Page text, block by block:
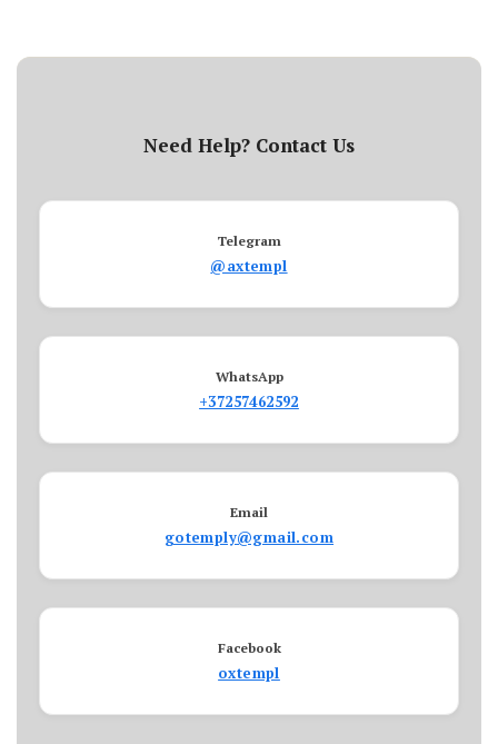
Need Help? Contact Us
Telegram
@axtempl
WhatsApp
+37257462592
Email
gotemply@gmail.com
Facebook
oxtempl